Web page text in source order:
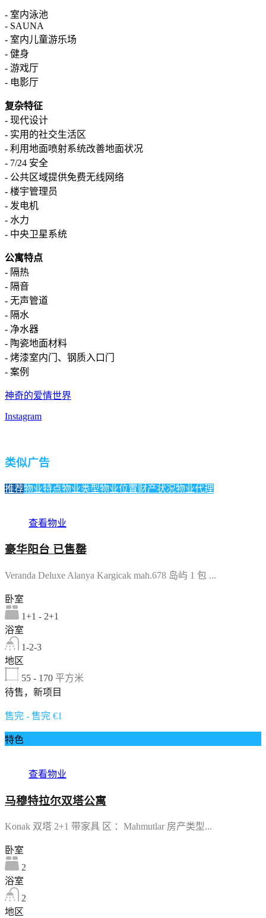
- 室内泳池
- SAUNA
- 室内儿童游乐场
- 健身
- 游戏厅
- 电影厅
复杂特征
- 现代设计
- 实用的社交生活区
- 利用地面喷射系统改善地面状况
- 7/24 安全
- 公共区域提供免费无线网络
- 楼宇管理员
- 发电机
- 水力
- 中央卫星系统
公寓特点
- 隔热
- 隔音
- 无声管道
- 隔水
- 净水器
- 陶瓷地面材料
- 烤漆室内门、钢质入口门
- 案例
神奇的爱情世界
Instagram
类似广告
推荐物业特点物业类型物业位置财产状况物业代理
查看物业
豪华阳台 已售罄
Veranda Deluxe Alanya Kargicak mah.678 岛屿 1 包 ...
卧室
1+1 - 2+1
浴室
1-2-3
地区
55 - 170 平方米
待售，新项目
售完 - 售完 €1
特色
查看物业
马穆特拉尔双塔公寓
Konak 双塔 2+1 带家具 区 ：Mahmutlar 房产类型...
卧室
2
浴室
2
地区